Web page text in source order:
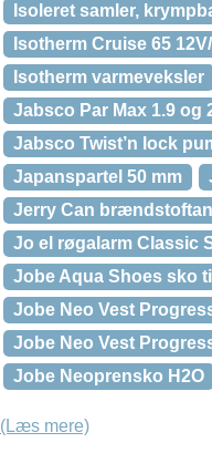
Isoleret samler,
Isotherm Cruise 65
Isotherm varmeveksler
Jabsco Par Max 1.9 og
Jabsco Twist’n lock
Japanspartel 50 mm
Jerry Can
Jo el røgalarm Classic
Jobe Aqua Shoes sko
Jobe Neo Vest
Jobe Neo Vest
Jobe Neoprensko H2O
(Læs mere)